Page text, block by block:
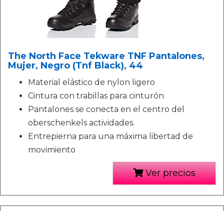
The North Face Tekware TNF Pantalones,
Mujer, Negro (Tnf Black), 44
Material elástico de nylon ligero
Cintura con trabillas para cinturón
Pantalones se conecta en el centro del
oberschenkels actividades.
Entrepierna para una máxima libertad de
movimiento
Ver precios